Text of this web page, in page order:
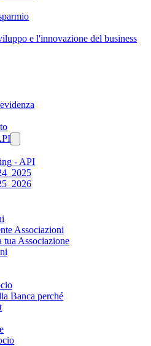
e l'innovazione del business
- API
Associazioni
tua Associazione
Banca perché